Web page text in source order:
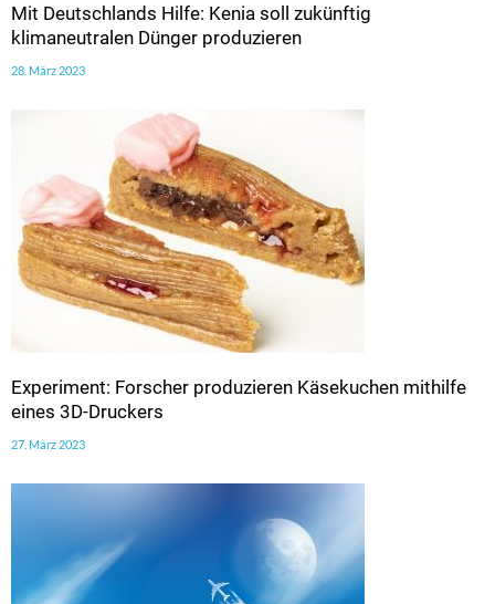
Mit Deutschlands Hilfe: Kenia soll zukünftig
klimaneutralen Dünger produzieren
28. März 2023
Experiment: Forscher produzieren Käsekuchen mithilfe
eines 3D-Druckers
27. März 2023